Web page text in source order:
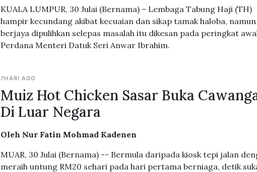
KUALA LUMPUR, 30 Julai (Bernama) – Lembaga Tabung Haji (TH)
hampir kecundang akibat kecuaian dan sikap tamak haloba, namun
berjaya dipulihkan selepas masalah itu dikesan pada peringkat
Perdana Menteri Datuk Seri Anwar Ibrahim.
7HARI AGO
Muiz Hot Chicken Sasar Buka
Di Luar Negara
Oleh Nur Fatin Mohmad Kadenen
MUAR, 30 Julai (Bernama) -- Bermula daripada kiosk tepi jalan
meraih untung RM20 sehari pada hari pertama berniaga, detik